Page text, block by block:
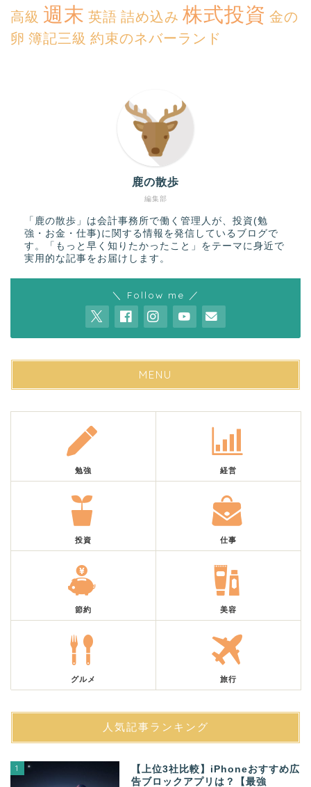
高級 週末 英語 詰め込み 株式投資 金の
卵 簿記三級 約束のネバーランド
編集部
鹿の散歩
「鹿の散歩」は会計事務所で働く管理人が、投資(勉
強・お金・仕事)に関する情報を発信しているブログで
す。「もっと早く知りたかったこと」をテーマに身近で
実用的な記事をお届けします。
＼ Follow me ／
MENU
勉強 経営
投資 仕事
節約 美容
グルメ 旅行
人気記事ランキング
1
【上位3社比較】iPhoneおすすめ広
告ブロックアプリは？【最強